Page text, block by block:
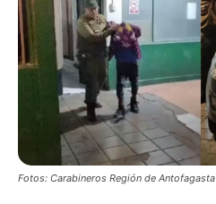
Fotos: Carabineros Región de Antofagasta